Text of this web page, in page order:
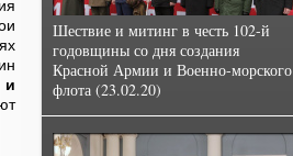
и
Шествие и митинг в честь 102-й
годовщины со дня создания
Красной Армии и Военно-морского
флота (23.02.20)